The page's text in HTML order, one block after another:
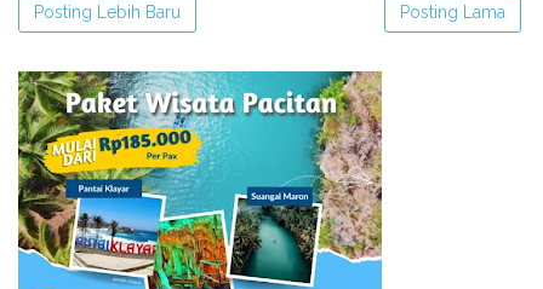
Posting Lebih Baru Posting Lama